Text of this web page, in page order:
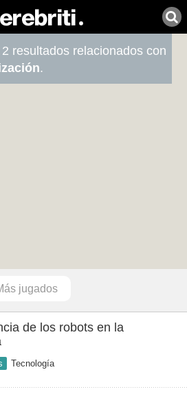
resultados relacionados con
.
jugados
de los robots en la
Tecnología